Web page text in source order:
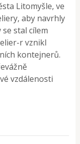
Litomyšle, ve
aby navrhly
stal cílem
r vznikl
kontejnerů.
vzdálenosti